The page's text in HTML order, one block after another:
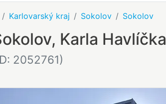
Karlovarský kraj Sokolov Sokolov
Karla Havlíčka
2052761)